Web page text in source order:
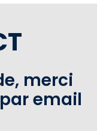
merci
email